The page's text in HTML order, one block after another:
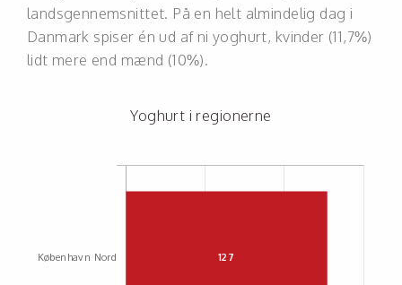
landsgennemsnittet. På en helt almindelig dag i
Danmark spiser én ud af ni yoghurt, kvinder (11,7%)
lidt mere end mænd (10%).
Yoghurt i regionerne